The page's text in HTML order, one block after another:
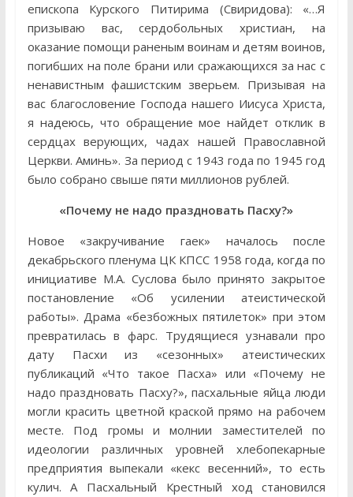
епископа Курского Питирима (Свиридова): «…Я
призываю вас, сердобольных христиан, на
оказание помощи раненым воинам и детям воинов,
погибших на поле брани или сражающихся за нас с
ненавистным фашистским зверьем. Призывая на
вас благословение Господа нашего Иисуса Христа,
я надеюсь, что обращение мое найдет отклик в
сердцах верующих, чадах нашей Православной
Церкви. Аминь». За период с 1943 года по 1945 год
было собрано свыше пяти миллионов рублей.
«Почему не надо праздновать Пасху?»
Новое «закручивание гаек» началось после
декабрьского пленума ЦК КПСС 1958 года, когда по
инициативе М.А. Суслова было принято закрытое
постановление «Об усилении атеистической
работы». Драма «безбожных пятилеток» при этом
превратилась в фарс. Трудящиеся узнавали про
дату Пасхи из «сезонных» атеистических
публикаций «Что такое Пасха» или «Почему не
надо праздновать Пасху?», пасхальные яйца люди
могли красить цветной краской прямо на рабочем
месте. Под громы и молнии заместителей по
идеологии различных уровней хлебопекарные
предприятия выпекали «кекс весенний», то есть
кулич. А Пасхальный Крестный ход становился